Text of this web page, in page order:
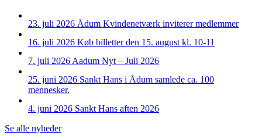
23. juli 2026 Ådum Kvindenetværk inviterer medlemmer
16. juli 2026 Køb billetter den 15. august kl. 10-11
7. juli 2026 Aadum Nyt – Juli 2026
25. juni 2026 Sankt Hans i Ådum samlede ca. 100
mennesker.
4. juni 2026 Sankt Hans aften 2026
Se alle nyheder